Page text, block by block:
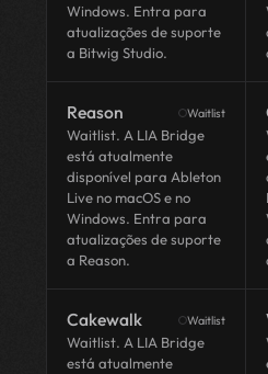
Windows. Entra para
atualizações de suporte
a Bitwig Studio.
Reason Waitlist
Waitlist. A LIA Bridge
está atualmente
disponível para Ableton
Live no macOS e no
Windows. Entra para
atualizações de suporte
a Reason.
Cakewalk Waitlist
Waitlist. A LIA Bridge
está atualmente